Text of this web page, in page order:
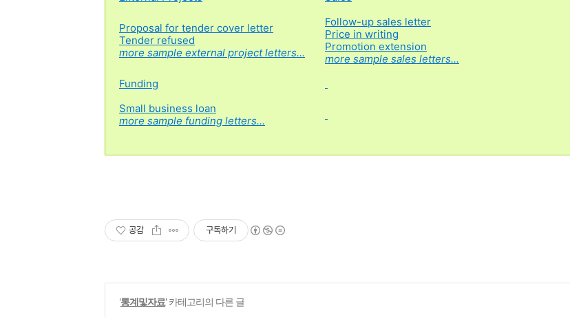
Proposal for tender cover letter
Tender refused
more sample external project letters...
Follow-up sales letter
Price in writing
Promotion extension
more sample sales letters...
Funding
Small business loan
more sample funding letters...
공감 구독하기
'통계및자료' 카테고리의 다른 글